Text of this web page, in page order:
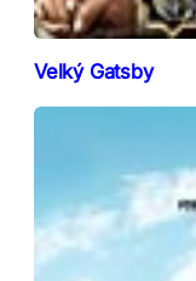
Velký Gatsby